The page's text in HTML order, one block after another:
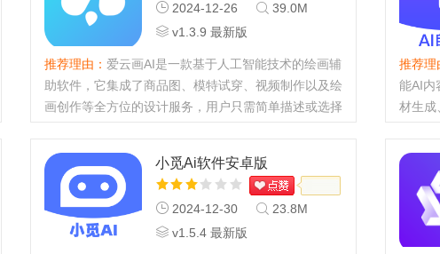
2024-12-26
39.0M
v1.3.9 最新版
推荐理由： 爱云画AI是一款基于人工智能技术的绘画辅
助软件，它集成了商品图、模特试穿、视频制作以及绘
画创作等全方位的设计服务，用户只需简单描述或选择
推荐理
能AI内
材生成
小觅Ai软件安卓版
2024-12-30
23.8M
v1.5.4 最新版